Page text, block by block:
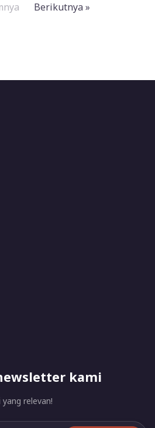
Berikutnya »
kami
relevan!